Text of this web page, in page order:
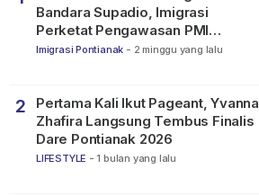
Bandara Supadio, Imigrasi
Perketat Pengawasan PMI
Nonprosedural
Imigrasi Pontianak - 2 minggu yang lalu
2
Pertama Kali Ikut Pageant, Yvanna
Zhafira Langsung Tembus Finalis
Dare Pontianak 2026
LIFESTYLE - 1 bulan yang lalu